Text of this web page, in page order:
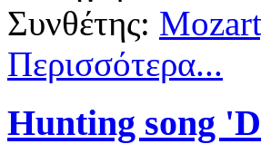
Συνθέτης:
Περισσότερα...
Hunting song